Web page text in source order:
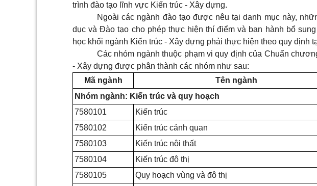
trình đào tạo lĩnh vực Kiến trúc - Xây dựng.
Ngoài các ngành đào tạo được nêu tại danh mục này,
dục và Đào tạo cho phép thực hiện thí điểm và ban hành bổ
học khối ngành Kiến trúc - Xây dựng phải thực hiện theo quy định
Các nhóm ngành thuộc phạm vi quy định của Chuẩn
- Xây dựng được phân thành các nhóm như sau:
Mã ngành
Tên ngành
Nhóm ngành: Kiến trúc và quy hoạch
7580101
Kiến trúc
7580102
Kiến trúc cảnh quan
7580103
Kiến trúc nội thất
7580104
Kiến trúc đô thị
7580105
Quy hoạch vùng và đô thị